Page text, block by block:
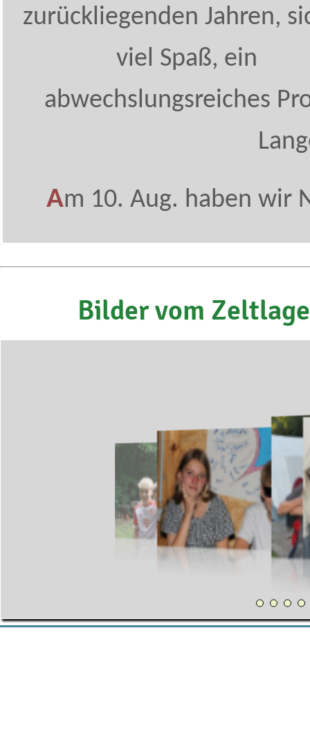
zurückliegenden Jahren,
viel Spaß, ein
abwechslungsreiches
Am 10. Aug. haben wir
Bilder vom